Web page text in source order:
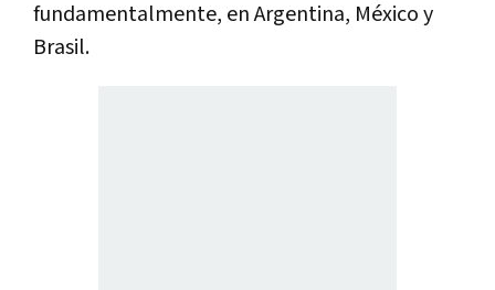
fundamentalmente, en Argentina, México y
Brasil.